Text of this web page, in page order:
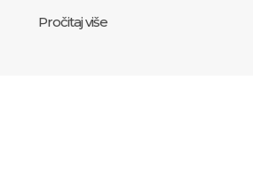
Pročitaj više